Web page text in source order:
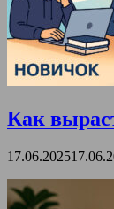
Как
17.06.2025